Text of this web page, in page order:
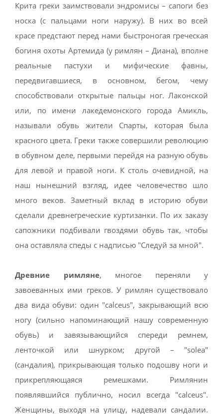
Крита греки заимствовали эндромисы – сапоги без
носка (с пальцами ноги наружу). В них во всей
красе предстают перед нами быстроногая греческая
богиня охоты Артемида (у римлян – Диана), вполне
реальные пастухи и мифические фавны,
передвигавшиеся, в основном, бегом, чему
способствовали открытые пальцы ног. Лаконской
или, по имени лакедемонского города Амикль,
называли обувь жители Спарты, которая была
красного цвета. Греки также совершили революцию
в обувном деле, первыми перейдя на разную обувь
для левой и правой ноги. К столь очевидной, на
наш нынешний взгляд, идее человечество шло
много веков. Заметный вклад в историю обуви
сделали древнегреческие куртизанки. По их заказу
сапожники подбивали гвоздями обувь так, чтобы
она оставляла спеды с надписью "Следуй за мной".
Древние римляне, многое переняли у
завоеванных ими греков. У римлян существовало
два вида обуви: один "calceus", закрывающий всю
ногу (сильно напоминающий нашу современную
обувь) и завязывающийся спереди ремнем,
ленточкой или шнурком; другой – "solea"
(сандалия), прикрывающая только подошву ноги и
прикрепляющаяся ремешками. Римлянин
появлявшийся публично, носил всегда "calceus".
Женщины, выходя на улицу, надевали сандалии.